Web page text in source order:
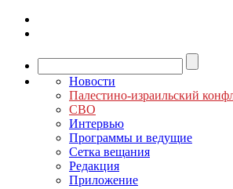
Новости
Палестино-израильский
СВО
Интервью
Программы и ведущие
Сетка вещания
Редакция
Приложение